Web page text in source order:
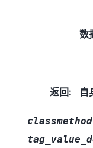
数
返回: 自
classmethod